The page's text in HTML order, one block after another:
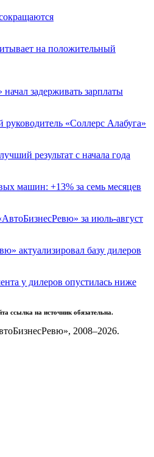
на положительный
задерживать зарплаты
руководитель «Соллерс Алабуга»
результат с начала года
машин: +13% за семь месяцев
за июль-август
актуализировал базу дилеров
у дилеров опустилась ниже
ссылка на источник обязательна.
2008–2026.